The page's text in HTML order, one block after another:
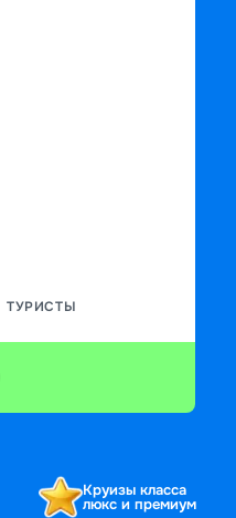
ТУРИСТЫ
Круизы класса
люкс и премиум